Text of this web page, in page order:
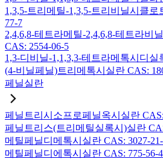
1,3,5-트리메틸-1,3,5-트리비닐시클로
77-7
2,4,6,8-테트라메틸-2,4,6,8-테트라비
CAS: 2554-06-5
1,3-디비닐-1,1,3,3-테트라메톡시디실
(4-비닐페닐)트리메톡시실란 CAS:
페닐실란
페닐트리시소프로페닐옥시실란
페닐트리스(트리메틸실록시)실란
메틸페닐디메톡시실란 CAS: 3027-
메틸페닐디에톡시실란 CAS: 775-56-4